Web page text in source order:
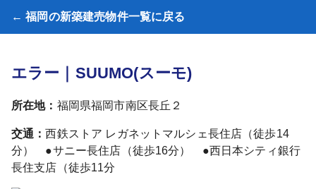
← 福岡の新築建売物件一覧に戻る
エラー｜SUUMO(スーモ)
所在地： 福岡県福岡市南区長丘２
交通：西鉄ストア レガネットマルシェ長住店（徒歩14
分） ●サニー長住店（徒歩16分） ●西日本シティ銀行
長住支店（徒歩11分